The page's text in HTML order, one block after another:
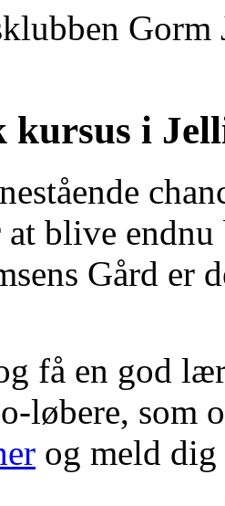
kursus i
at blive
Gård er
få en god
løbere, som
og meld